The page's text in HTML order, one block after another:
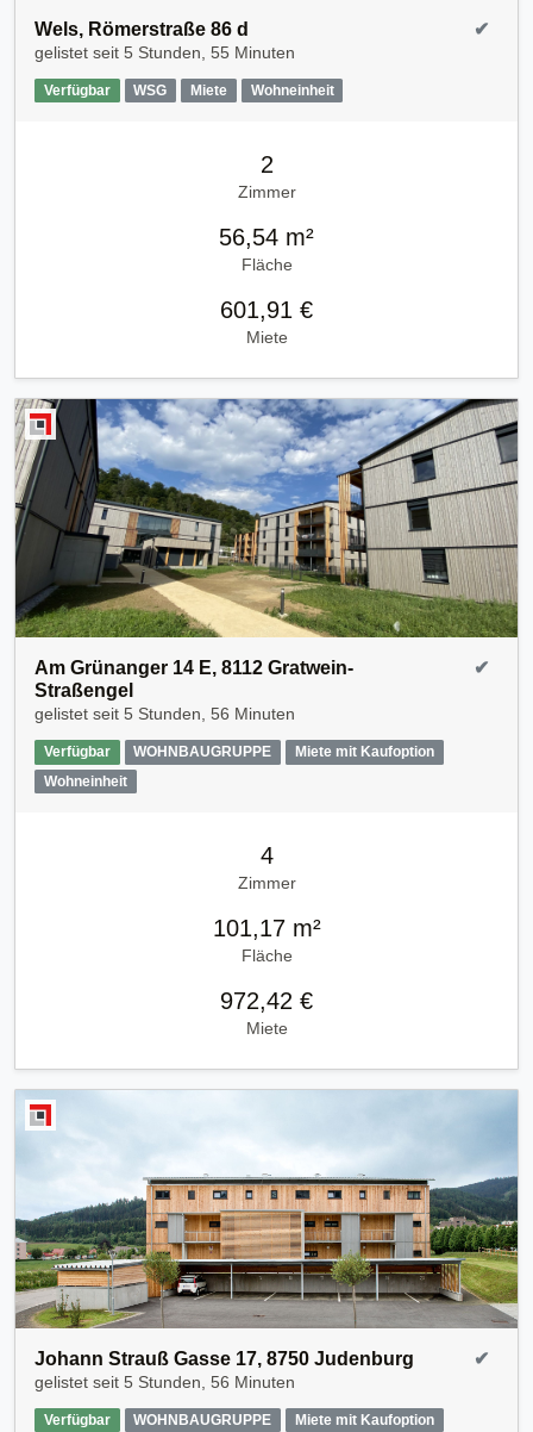
Wels, Römerstraße 86 d
gelistet seit 5 Stunden, 55 Minuten
Verfügbar WSG Miete Wohneinheit
✔
2
Zimmer
56,54 m²
Fläche
601,91 €
Miete
Am Grünanger 14 E, 8112 Gratwein-
Straßengel
gelistet seit 5 Stunden, 56 Minuten
Verfügbar WOHNBAUGRUPPE
Miete mit Kaufoption
Wohneinheit
✔
4
Zimmer
101,17 m²
Fläche
972,42 €
Miete
Johann Strauß Gasse 17, 8750 Judenburg
gelistet seit 5 Stunden, 56 Minuten
Verfügbar WOHNBAUGRUPPE Miete mit Kaufoption
✔